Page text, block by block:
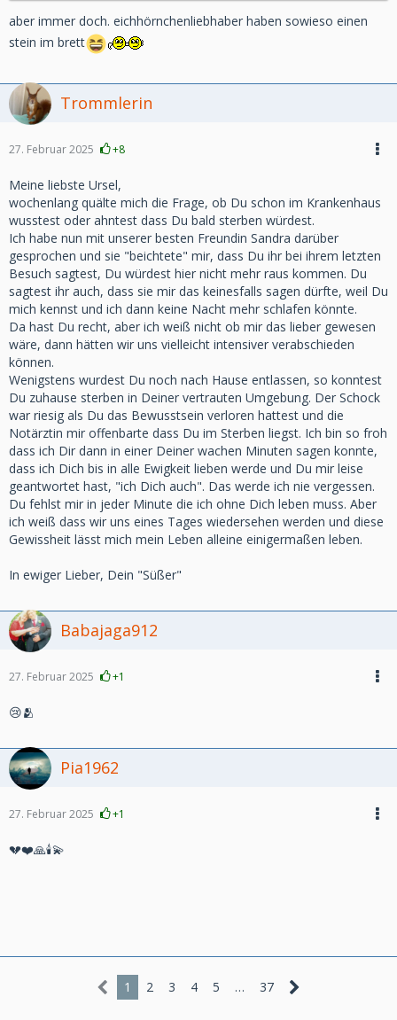
aber immer doch. eichhörnchenliebhaber haben sowieso einen
stein im brett
Trommlerin
27. Februar 2025 +8
Meine liebste Ursel,
wochenlang quälte mich die Frage, ob Du schon im Krankenhaus
wusstest oder ahntest dass Du bald sterben würdest.
Ich habe nun mit unserer besten Freundin Sandra darüber
gesprochen und sie "beichtete" mir, dass Du ihr bei ihrem letzten
Besuch sagtest, Du würdest hier nicht mehr raus kommen. Du
sagtest ihr auch, dass sie mir das keinesfalls sagen dürfte, weil Du
mich kennst und ich dann keine Nacht mehr schlafen könnte.
Da hast Du recht, aber ich weiß nicht ob mir das lieber gewesen
wäre, dann hätten wir uns vielleicht intensiver verabschieden
können.
Wenigstens wurdest Du noch nach Hause entlassen, so konntest
Du zuhause sterben in Deiner vertrauten Umgebung. Der Schock
war riesig als Du das Bewusstsein verloren hattest und die
Notärztin mir offenbarte dass Du im Sterben liegst. Ich bin so froh
dass ich Dir dann in einer Deiner wachen Minuten sagen konnte,
dass ich Dich bis in alle Ewigkeit lieben werde und Du mir leise
geantwortet hast, "ich Dich auch". Das werde ich nie vergessen.
Du fehlst mir in jeder Minute die ich ohne Dich leben muss. Aber
ich weiß dass wir uns eines Tages wiedersehen werden und diese
Gewissheit lässt mich mein Leben alleine einigermaßen leben.
In ewiger Lieber, Dein "Süßer"
Babajaga912
27. Februar 2025 +1
😢🫂
Pia1962
27. Februar 2025 +1
💔❤️🙏🕯️💫
1 2 3 4 5 … 37